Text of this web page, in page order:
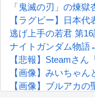
「鬼滅の刃」の煉
【ラグビー】日本
逃げ上手の若君 第
ナイトガンダム物語
【悲報】Steamさ
【画像】みいちゃ
【画像】ブルアカ